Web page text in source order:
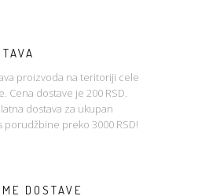
proizvoda na teritoriji cele
Cena dostave je 200 RSD.
dostava za ukupan
porudžbine preko 3000 RSD!
DOSTAVE